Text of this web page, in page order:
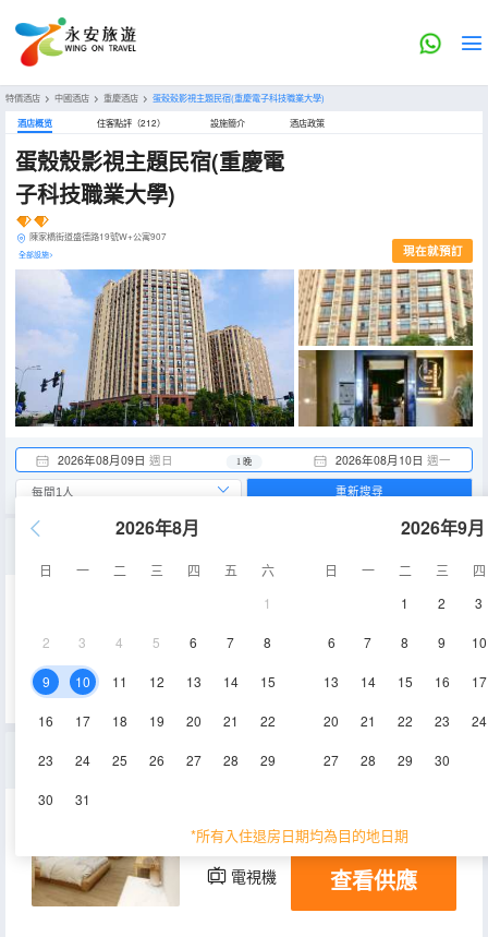
特價酒店 > 中國酒店 > 重慶酒店 > 蛋殼殼影視主題民宿(重慶電子科技職業大學)
酒店概览 住客點評（212） 設施簡介 酒店政策
蛋殼殼影視主題民宿(重慶電
子科技職業大學)
陳家橋街道盛德路19號W+公寓907
全部設施> 現在就預訂
2026年08月09日 週日 2026年08月10日 週一
1 晚
2026年8月
日 一 二 三 四 五
六
1
2 3 4 5 6 7 8
9 10 11 12 13 14 15
16 17 18 19 20 21 22
23 24 25 26 27 28 29
30 31
2026年9月
日 一 二 三
四
1
2 3
6 7 8 9 10
13 14 15 16 17
20 21 22 23 24
27 28 29 30
*所有入住退房日期均為目的地日期
重新搜尋
空調
蛋殼雙床標間
30-35㎡ 9層 空調
電視機 冰箱
查看供應